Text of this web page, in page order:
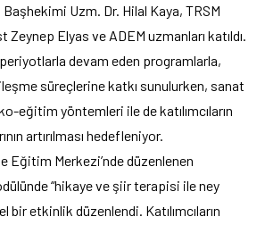
Başhekimi Uzm. Dr. Hilal Kaya, TRSM
Elyas ve ADEM uzmanları katıldı.
periyotlarla devam eden programlarla,
süreçlerine katkı sunulurken, sanat
eğitim yöntemleri ile de katılımcıların
artırılması hedefleniyor.
Eğitim Merkezi’nde düzenlenen
“hikaye ve şiir terapisi ile ney
bir etkinlik düzenlendi. Katılımcıların